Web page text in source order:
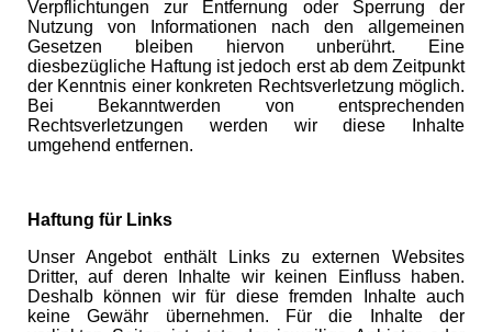
Verpflichtungen zur Entfernung oder Sperrung der
Nutzung von Informationen nach den allgemeinen
Gesetzen bleiben hiervon unberührt. Eine
diesbezügliche Haftung ist jedoch erst ab dem Zeitpunkt
der Kenntnis einer konkreten Rechtsverletzung möglich.
Bei Bekanntwerden von entsprechenden
Rechtsverletzungen werden wir diese Inhalte
umgehend entfernen.
Haftung für Links
Unser Angebot enthält Links zu externen Websites
Dritter, auf deren Inhalte wir keinen Einfluss haben.
Deshalb können wir für diese fremden Inhalte auch
keine Gewähr übernehmen. Für die Inhalte der